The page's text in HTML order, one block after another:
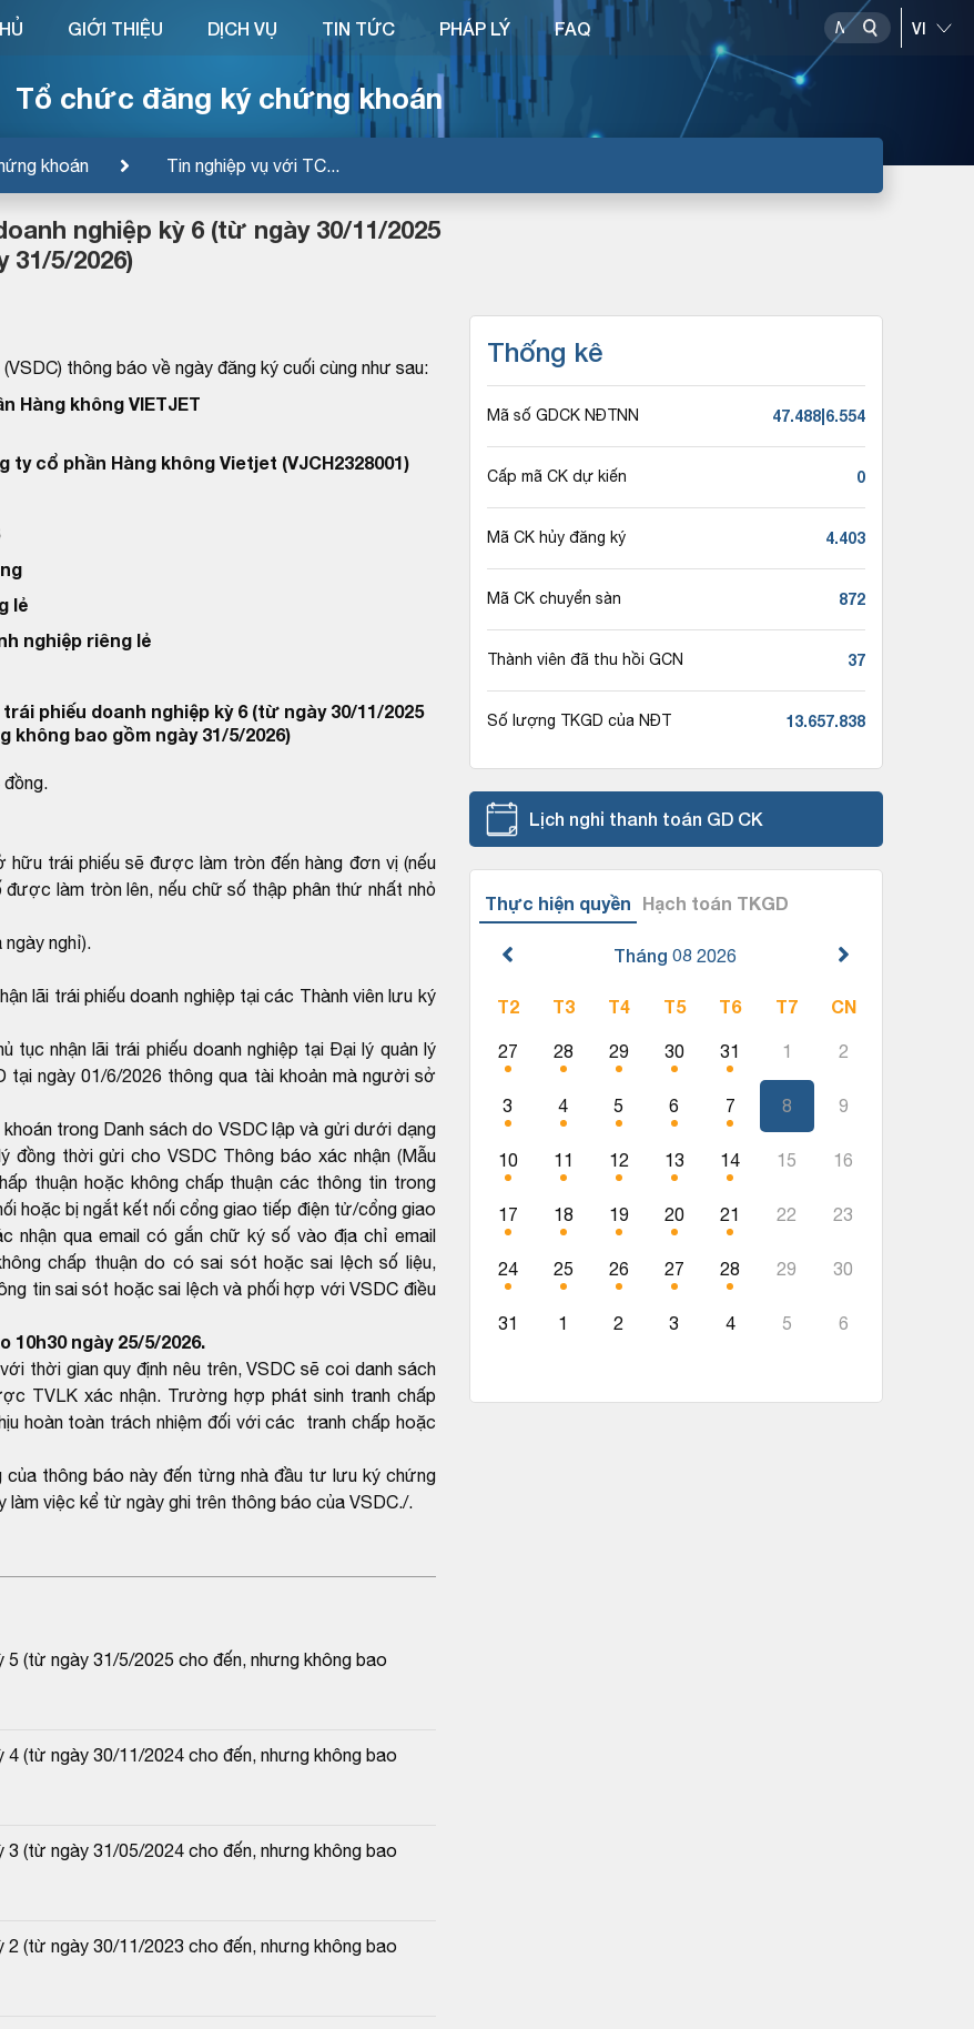
Tổ chức đăng ký chứng khoán
khoán Tin nghiệp vụ với TC...
GIỚI THIỆU DỊCH VỤ TIN TỨC PHÁP LÝ FAQ
nghiệp kỳ 6 (từ ngày 30/11/2025
31/5/2026)
thông báo về ngày đăng ký cuối cùng như sau:
Hàng không VIETJET
ty cổ phần Hàng không Vietjet (VJCH2328001)
lẻ
nghiệp riêng lẻ
phiếu doanh nghiệp kỳ 6 (từ ngày 30/11/2025
không bao gồm ngày 31/5/2026)
trái phiếu sẽ được làm tròn đến hàng đơn vị (nếu
làm tròn lên, nếu chữ số thập phân thứ nhất nhỏ
nghỉ).
lãi trái phiếu doanh nghiệp tại các Thành viên lưu ký
nhận lãi trái phiếu doanh nghiệp tại Đại lý quản lý
tại ngày 01/6/2026 thông qua tài khoản mà người sở
trong Danh sách do VSDC lập và gửi dưới dạng
thời gửi cho VSDC Thông báo xác nhận (Mẫu
thuận hoặc không chấp thuận các thông tin trong
hoặc bị ngắt kết nối cổng giao tiếp điện tử/cổng giao
nhận qua email có gắn chữ ký số vào địa chỉ email
chấp thuận do có sai sót hoặc sai lệch số liệu,
tin sai sót hoặc sai lệch và phối hợp với VSDC điều
10h30 ngày 25/5/2026.
thời gian quy định nêu trên, VSDC sẽ coi danh sách
TVLK xác nhận. Trường hợp phát sinh tranh chấp
hoàn toàn trách nhiệm đối với các tranh chấp hoặc
thông báo này đến từng nhà đầu tư lưu ký chứng
việc kể từ ngày ghi trên thông báo của VSDC./.
5 (từ ngày 31/5/2025 cho đến, nhưng không bao
4 (từ ngày 30/11/2024 cho đến, nhưng không bao
3 (từ ngày 31/05/2024 cho đến, nhưng không bao
2 (từ ngày 30/11/2023 cho đến, nhưng không bao
Thống kê
Mã số GDCK NĐTNN 47.488|6.554
Cấp mã CK dự kiến 0
Mã CK hủy đăng ký 4.403
Mã CK chuyển sàn 872
Thành viên đã thu hồi GCN 37
Số lượng TKGD của NĐT 13.657.838
Lịch nghỉ thanh toán GD CK
Thực hiện quyền Hạch toán TKGD
Tháng 08 2026
T2 T3 T4 T5 T6 T7 CN
27 28 29 30 31 1 2
3 4 5 6 7 8 9
10 11 12 13 14 15 16
17 18 19 20 21 22 23
24 25 26 27 28 29 30
31 1 2 3 4 5 6